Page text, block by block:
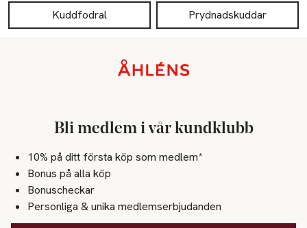
Kuddfodral Prydnadskuddar
Bli medlem i vår kundklubb
10% på ditt första köp som medlem*
Bonus på alla köp
Bonuscheckar
Personliga & unika medlemserbjudanden